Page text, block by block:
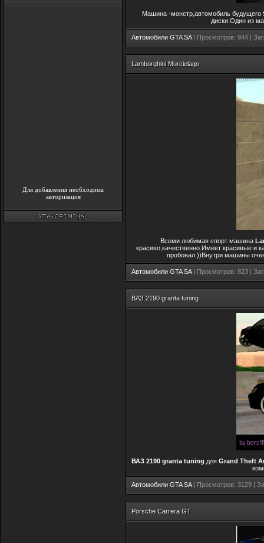
Для добавления необходима
авторизация
Машина -монстр,автомобиль будущего
диски.Один из
Автомобили GTA SA| Просмотров: 944 |
Lamborghini Murcielago
Всеми любимая спорт машина
красиво,качественно.Имеет красивые и
пробовал:))Внутри машины
Автомобили GTA SA| Просмотров: 823 |
ВАЗ 2190 granta tuning
ВАЗ 2190 granta tuning для Grand Theft
Автомобили GTA SA| Просмотров: 3129 |
Porsche Carrera GT